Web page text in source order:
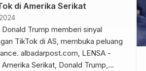
di Amerika Serikat
Trump memberi sinyal
TikTok di AS, membuka peluang
albadarpost.com, LENSA -
Serikat, Donald Trump,